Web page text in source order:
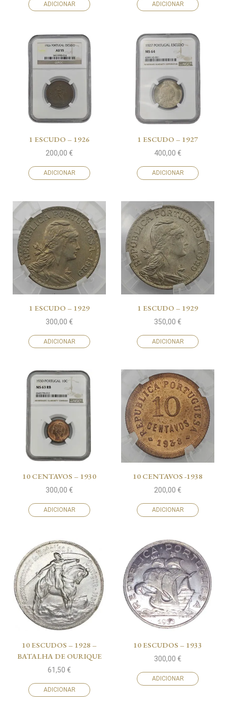
ADICIONAR ADICIONAR
1 ESCUDO – 1926
200,00 €
ADICIONAR
1 ESCUDO – 1927
400,00 €
ADICIONAR
1 ESCUDO – 1929
300,00 €
ADICIONAR
1 ESCUDO – 1929
350,00 €
ADICIONAR
10 CENTAVOS – 1930
300,00 €
ADICIONAR
10 CENTAVOS -1938
200,00 €
ADICIONAR
10 ESCUDOS – 1928 –
BATALHA DE OURIQUE
61,50 €
ADICIONAR
10 ESCUDOS – 1933
300,00 €
ADICIONAR